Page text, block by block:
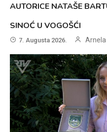
AUTORICE NATAŠE
SINOĆ U VOGOŠĆI
7. Augusta 2026.